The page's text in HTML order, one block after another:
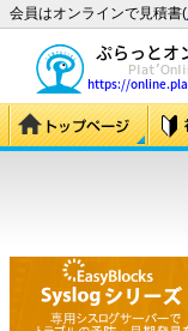
会員はオンラインで見積書(